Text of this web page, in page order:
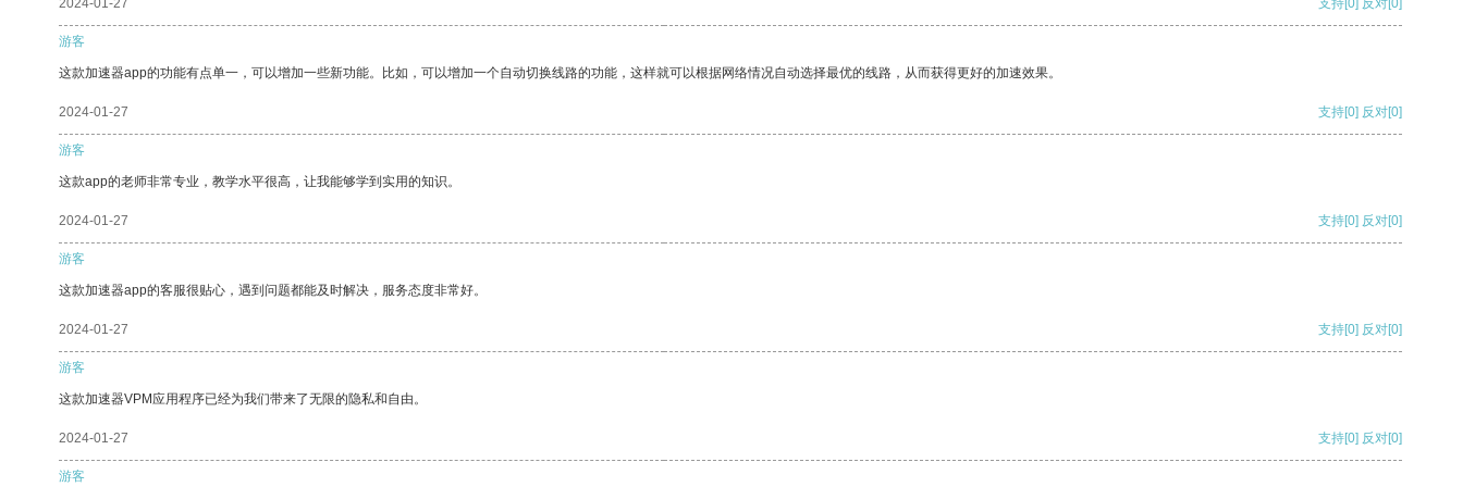
2024-01-27 支持[0] 反对[0]
游客
这款加速器app的功能有点单一，可以增加一些新功能。比如，可以增加一个自动切换线路的功能，这样就可以根据网络情况自动选择最优的线路，从而获得更好的加速效果。
2024-01-27 支持[0] 反对[0]
游客
这款app的老师非常专业，教学水平很高，让我能够学到实用的知识。
2024-01-27 支持[0] 反对[0]
游客
这款加速器app的客服很贴心，遇到问题都能及时解决，服务态度非常好。
2024-01-27 支持[0] 反对[0]
游客
这款加速器VPM应用程序已经为我们带来了无限的隐私和自由。
2024-01-27 支持[0] 反对[0]
游客